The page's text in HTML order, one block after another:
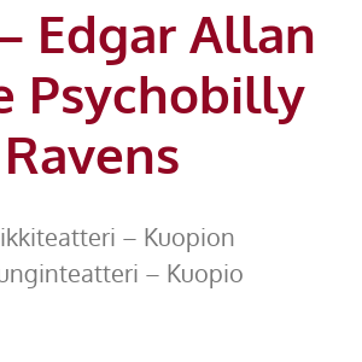
Edgar Allan
Psychobilly
Ravens
– Kuopion
– Kuopio